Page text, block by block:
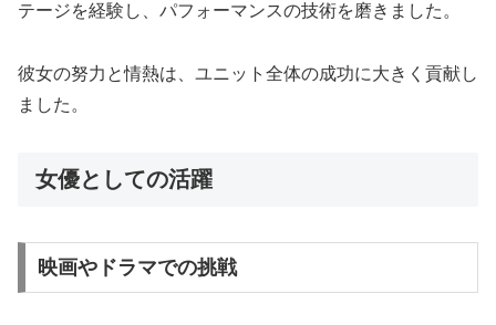
テージを経験し、パフォーマンスの技術を磨きました。
彼女の努力と情熱は、ユニット全体の成功に大きく貢献し
ました。
女優としての活躍
映画やドラマでの挑戦